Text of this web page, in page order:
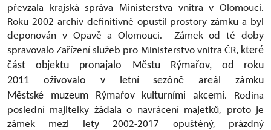
převzala krajská správa Ministerstva vnitra v Olomouci.
Roku 2002 archiv definitivně opustil prostory zámku a byl
deponován v Opavě a Olomouci. Zámek od té doby
spravovalo Zařízení služeb pro Ministerstvo vnitra ČR, které
část objektu pronajalo Městu Rýmařov, od roku
2011 oživovalo v letní sezóně areál zámku
Městské muzeum Rýmařov kulturními akcemi. Rodina
poslední majitelky žádala o navrácení majetků, proto je
zámek mezi lety 2002-2017 opuštěný, prázdný